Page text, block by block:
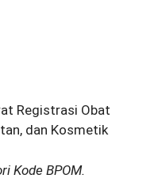
Registrasi Obat
dan Kosmetik
Kode BPOM.